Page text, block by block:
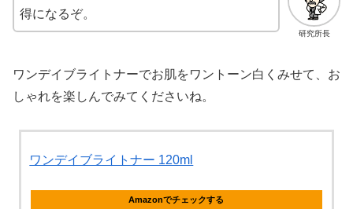
研究所長
得になるぞ。
ワンデイブライトナーでお肌をワントーン白くみせて、お
しゃれを楽しんでみてくださいね。
ワンデイブライトナー 120ml
Amazonでチェックする